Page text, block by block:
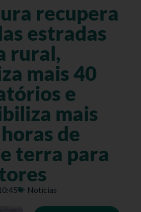
recupera
estradas
rural,
mais 40
e
mais
de
terra para
Notícias